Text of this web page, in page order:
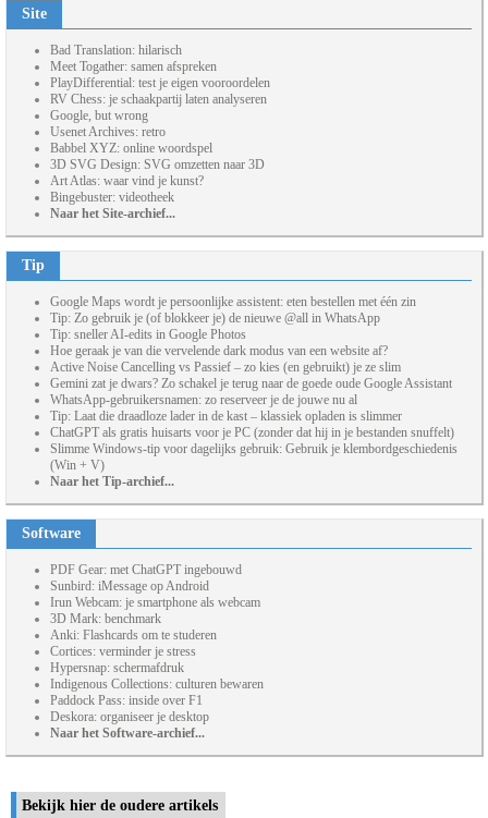
Site
Bad Translation: hilarisch
Meet Togather: samen afspreken
PlayDifferential: test je eigen vooroordelen
RV Chess: je schaakpartij laten analyseren
Google, but wrong
Usenet Archives: retro
Babbel XYZ: online woordspel
3D SVG Design: SVG omzetten naar 3D
Art Atlas: waar vind je kunst?
Bingebuster: videotheek
Naar het Site-archief...
Tip
Google Maps wordt je persoonlijke assistent: eten bestellen met één zin
Tip: Zo gebruik je (of blokkeer je) de nieuwe @all in WhatsApp
Tip: sneller AI-edits in Google Photos
Hoe geraak je van die vervelende dark modus van een website af?
Active Noise Cancelling vs Passief – zo kies (en gebruikt) je ze slim
Gemini zat je dwars? Zo schakel je terug naar de goede oude Google Assistant
WhatsApp-gebruikersnamen: zo reserveer je de jouwe nu al
Tip: Laat die draadloze lader in de kast – klassiek opladen is slimmer
ChatGPT als gratis huisarts voor je PC (zonder dat hij in je bestanden snuffelt)
Slimme Windows-tip voor dagelijks gebruik: Gebruik je klembordgeschiedenis
(Win + V)
Naar het Tip-archief...
Software
PDF Gear: met ChatGPT ingebouwd
Sunbird: iMessage op Android
Irun Webcam: je smartphone als webcam
3D Mark: benchmark
Anki: Flashcards om te studeren
Cortices: verminder je stress
Hypersnap: schermafdruk
Indigenous Collections: culturen bewaren
Paddock Pass: inside over F1
Deskora: organiseer je desktop
Naar het Software-archief...
Bekijk hier de oudere artikels